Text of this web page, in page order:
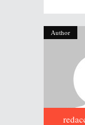
Author